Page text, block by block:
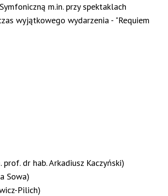
m.in. przy spektaklach
wyjątkowego wydarzenia - "Requiem
dr hab. Arkadiusz Kaczyński)
Sowa)
Pilich)